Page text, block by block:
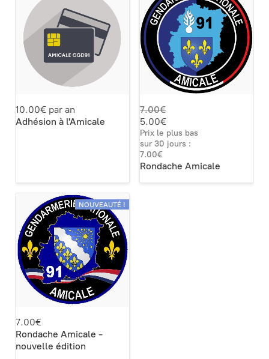
10.00€ par an
Adhésion à l'Amicale
7.00€
5.00€
Prix le plus bas
sur 30 jours :
7.00€
Rondache Amicale
NOUVEAUTÉ !
7.00€
Rondache Amicale -
nouvelle édition